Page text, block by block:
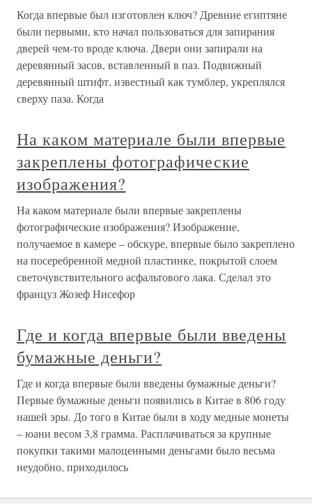
Когда впервые был изготовлен ключ? Древние египтяне
были первыми, кто начал пользоваться для запирания
дверей чем-то вроде ключа. Двери они запирали на
деревянный засов, вставленный в паз. Подвижный
деревянный штифт, известный как тумблер, укреплялся
сверху паза. Когда
На каком материале были впервые
закреплены фотографические
изображения?
На каком материале были впервые закреплены
фотографические изображения? Изображение,
получаемое в камере – обскуре, впервые было закреплено
на посеребренной медной пластинке, покрытой слоем
светочувствительного асфальтового лака. Сделал это
француз Жозеф Нисефор
Где и когда впервые были введены
бумажные деньги?
Где и когда впервые были введены бумажные деньги?
Первые бумажные деньги появились в Китае в 806 году
нашей эры. До того в Китае были в ходу медные монеты
– юани весом 3,8 грамма. Расплачиваться за крупные
покупки такими малоценными деньгами было весьма
неудобно, приходилось